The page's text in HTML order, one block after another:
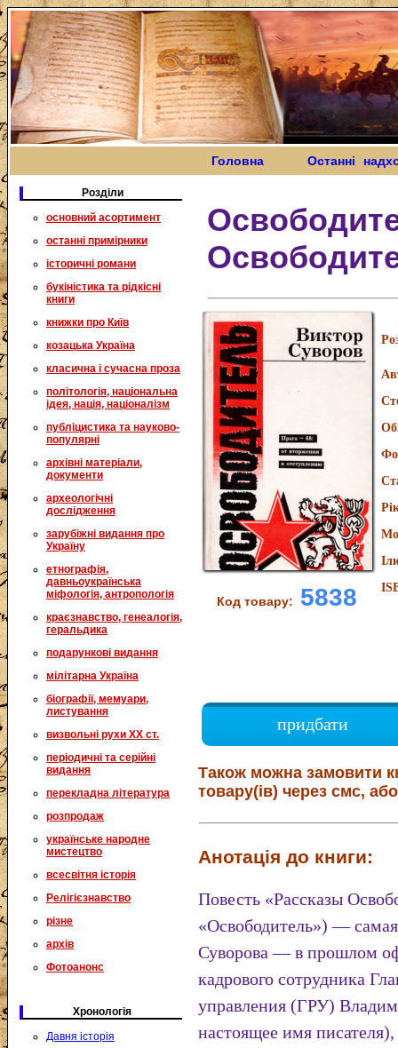
Головна Останні
Розділи
основний асортимент
останні примірники
історичні романи
букіністика та рідкісні
книги
книжки про Київ
козацька Україна
класична і сучасна проза
політологія, національна
ідея, нація, націоналізм
публіцистика та науково-
популярні
архівні матеріали,
документи
археологічні
дослідження
зарубіжні видання про
Україну
етнографія,
давньоукраїнська
міфологія, антропологія
краєзнавство, генеалогія,
геральдика
подарункові видання
мілітарна Україна
біографії, мемуари,
листування
визвольні рухи XX ст.
періодичні та серійні
видання
перекладна література
розпродаж
українське народне
мистецтво
всесвітня історія
Релігієзнавство
різне
архів
Фотоанонс
Хронологія
Давня історія
Код товару: 5838
придбати
Також можна замовити
товару(ів) через смс,
Анотація до книги:
Повесть «Рассказы
«Освободитель») —
Суворова — в прошлом
кадрового сотрудника
управления (ГРУ)
настоящее имя